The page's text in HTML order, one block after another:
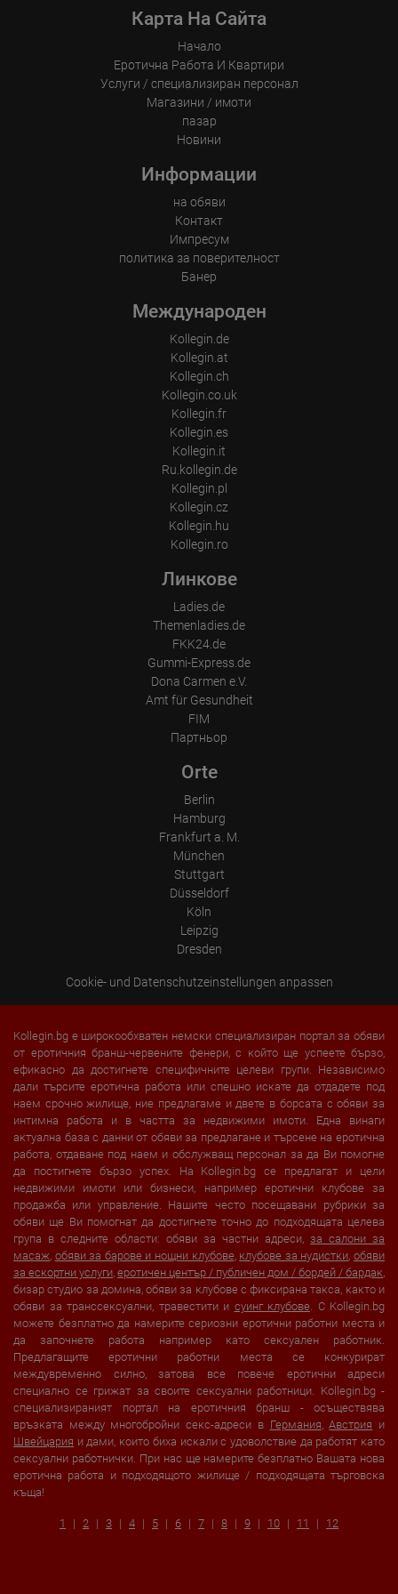
Карта На Сайта
Начало
Еротична Работа И Квартири
Услуги / специализиран персонал
Магазини / имоти
пазар
Новини
Информации
на обяви
Контакт
Импресум
политика за поверителност
Банер
Международен
Kollegin.de
Kollegin.at
Kollegin.ch
Kollegin.co.uk
Kollegin.fr
Kollegin.es
Kollegin.it
Ru.kollegin.de
Kollegin.pl
Kollegin.cz
Kollegin.hu
Kollegin.ro
Линкове
Ladies.de
Themenladies.de
FKK24.de
Gummi-Express.de
Dona Carmen e.V.
Amt für Gesundheit
FIM
Партньор
Orte
Berlin
Hamburg
Frankfurt a. M.
München
Stuttgart
Düsseldorf
Köln
Leipzig
Dresden
Cookie- und Datenschutzeinstellungen anpassen
Kollegin.bg е широкообхватен немски специализиран портал за обяви
от еротичния бранш-червените фенери, с който ще успеете бързо,
ефикасно да достигнете специфичните целеви групи. Независимо
дали търсите еротична работа или спешно искате да отдадете под
наем срочно жилище, ние предлагаме и двете в борсата с обяви за
интимна работа и в частта за недвижими имоти. Една винаги
актуална база с данни от обяви за предлагане и търсене на еротична
работа, отдаване под наем и обслужващ персонал за да Ви помогне
да постигнете бързо успех. На Kollegin.bg се предлагат и цели
недвижими имоти или бизнеси, например еротични клубове за
продажба или управление. Нашите често посещавани рубрики за
обяви ще Ви помогнат да достигнете точно до подходящата целева
група в следните области: обяви за частни адреси, за салони за
масаж, обяви за барове и нощни клубове, клубове за нудистки,обяви
за ескортни услуги, еротичен център / публичен дом / бордей / бардак,
бизар студио за домина, обяви за клубове с фиксирана такса, както и
обяви за транссексуални, травестити и суинг клубове. С Kollegin.bg
можете безплатно да намерите сериозни еротични работни места и
да започнете работа например като сексуален работник.
Предлагащите еротични работни места се конкурират
междувременно силно, затова все повече еротични адреси
специално се грижат за своите сексуални работници. Kollegin.bg -
специализираният портал на еротичния бранш - осъществява
връзката между многобройни секс-адреси в Германия,Австрия и
Швейцария и дами, които биха искали с удоволствие да работят като
сексуални работнички. При нас ще намерите безплатно Вашата нова
еротична работа и подходящото жилище / подходящата търговска
къща!
1 2 3 4 5 6 7 8 9 10 11 12